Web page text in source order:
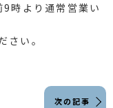
時より通常営業い
さい。
次の記事